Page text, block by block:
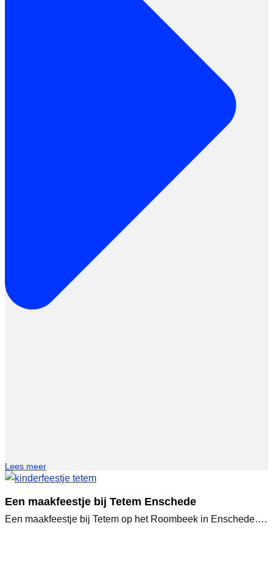
Lees meer
Een maakfeestje bij Tetem Enschede
Een maakfeestje bij Tetem op het Roombeek in Enschede….